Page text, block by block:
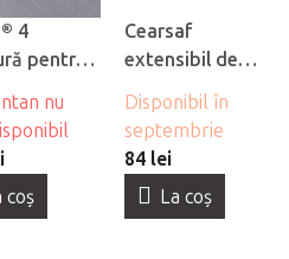
4
pentru
nu
coş
Cearsaf
extensibil de
flanel Fabulo cu
orificiu pentru
fată
Disponibil în
septembrie
84 lei
La coş